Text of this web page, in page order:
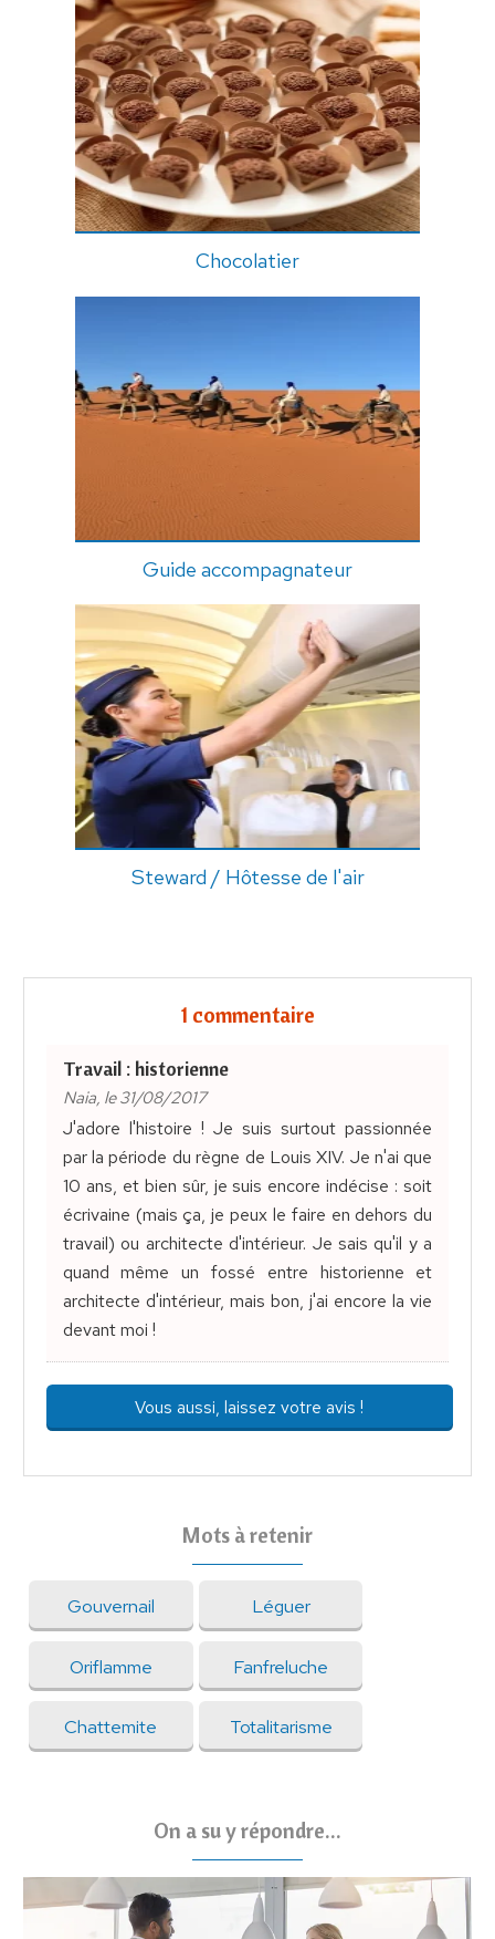
Chocolatier
Guide accompagnateur
Steward / Hôtesse de l'air
1 commentaire
Travail : historienne
Naia, le 31/08/2017
J'adore l'histoire ! Je suis surtout passionnée
par la période du règne de Louis XIV. Je n'ai que
10 ans, et bien sûr, je suis encore indécise : soit
écrivaine (mais ça, je peux le faire en dehors du
travail) ou architecte d'intérieur. Je sais qu'il y a
quand même un fossé entre historienne et
architecte d'intérieur, mais bon, j'ai encore la vie
devant moi !
Vous aussi, laissez votre avis !
Mots à retenir
Gouvernail Léguer
Oriflamme Fanfreluche
Chattemite Totalitarisme
On a su y répondre...